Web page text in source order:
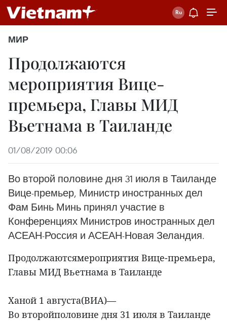
МИР
Продолжаются
мероприятия Вице-
премьера, Главы МИД
Вьетнама в Таиланде
01/08/2019 00:06
Во второй половине дня 31 июля в Таиланде
Вице-премьер, Министр иностранных дел
Фам Бинь Минь принял участие в
Конференциях Министров иностранных дел
АСЕАН-Россия и АСЕАН-Новая Зеландия.
Продолжаютсямероприятия Вице-премьера,
Главы МИД Вьетнама в Таиланде
Ханой 1 августа(ВИА)—
Во второйполовине дня 31 июля в Таиланде